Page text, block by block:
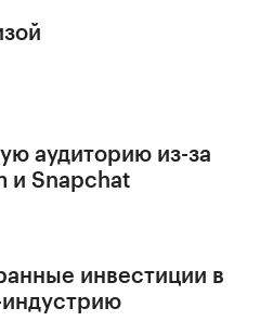
аудиторию из-за
и Snapchat
инвестиции в